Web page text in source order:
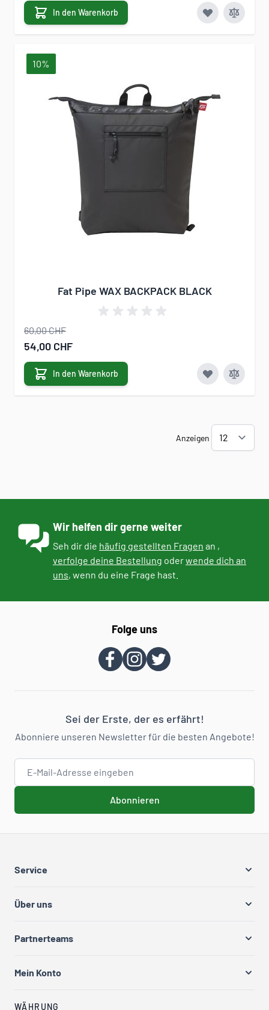
In den Warenkorb
10%
Fat Pipe WAX BACKPACK BLACK
60,00 CHF
Sonderangebot
54,00 CHF
In den Warenkorb
Anzeigen
Wir helfen dir gerne weiter
Seh dir die häufig gestellten Fragen an ,
verfolge deine Bestellung oderwende dich an
uns, wenn du eine Frage hast.
Folge uns
Sei der Erste, der es erfährt!
Abonniere unseren Newsletter für die besten Angebote!
E-Mail-Adresse
Abonnieren
Service
Über uns
Partnerteams
Mein Konto
WÄHRUNG